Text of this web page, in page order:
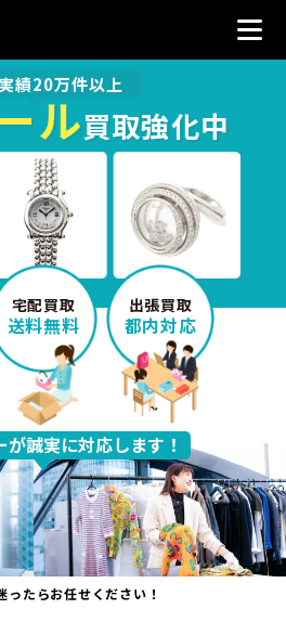
績20万件以上
ル買取強化中
宅配買取
送料無料
出張買取
都内対応
が誠実に対応します！
ったらお任せください！